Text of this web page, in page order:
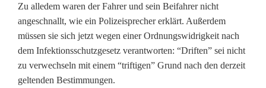
e
n
a
u
Zu alledem waren der Fahrer und sein Beifahrer nicht
angeschnallt, wie ein Polizeisprecher erklärt. Außerdem
müssen sie sich jetzt wegen einer Ordnungswidrigkeit nach
dem Infektionsschutzgesetz verantworten: “Driften” sei nicht
zu verwechseln mit einem “triftigen” Grund nach den derzeit
geltenden Bestimmungen.